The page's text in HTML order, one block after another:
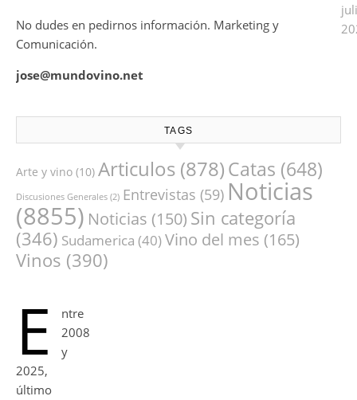
No dudes en pedirnos información. Marketing y
Comunicación.
jose@mundovino.net
TAGS
Arte y vino (10) Articulos (878)Catas (648)
Discusiones Generales (2) Entrevistas (59) Noticias
(8855) Noticias (150) Sin categoría
(346) Sudamerica (40)Vino del mes (165)
Vinos (390)
E
ntre
2008
y
2025,
último